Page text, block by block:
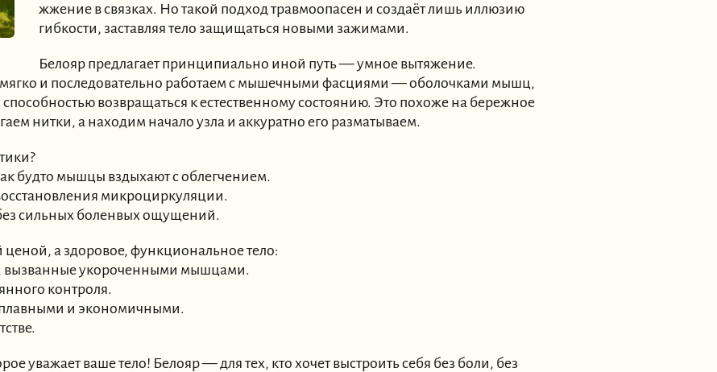
жжение в связках. Но такой подход травмоопасен и создаёт лишь иллюзию
гибкости, заставляя тело защищаться новыми зажимами.
Белояр предлагает принципиально иной путь — умное вытяжение.
мягко и последовательно работаем с мышечными фасциями — оболочками мышц,
возвращаться к естественному состоянию. Это похоже на бережное
нитки, а находим начало узла и аккуратно его разматываем.
будто мышцы вздыхают с облегчением.
микроциркуляции.
сильных боленвых ощущений.
ценой, а здоровое, функциональное тело:
вызванные укороченными мышцами.
контроля.
и экономичными.
уважает ваше тело! Белояр — для тех, кто хочет выстроить себя без боли, без